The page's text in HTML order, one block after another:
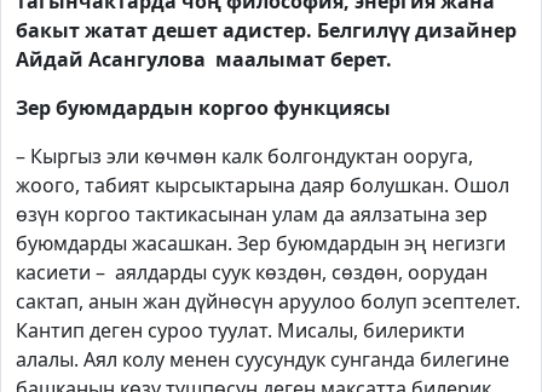
бакыт жатат дешет адистер. Белгилүү дизайнер
Айдай Асангулова маалымат берет.
Зер буюмдардын коргоо функциясы
– Кыргыз эли көчмөн калк болгондуктан ооруга,
жоого, табият кырсыктарына даяр болушкан. Ошол
өзүн коргоо тактикасынан улам да аялзатына зер
буюмдарды жасашкан. Зер буюмдардын эң негизги
касиети – аялдарды суук көздөн, сөздөн, оорудан
сактап, анын жан дүйнөсүн аруулоо болуп эсептелет.
Кантип деген суроо туулат. Мисалы, билерикти
алалы. Аял колу менен суусундук сунганда билегине